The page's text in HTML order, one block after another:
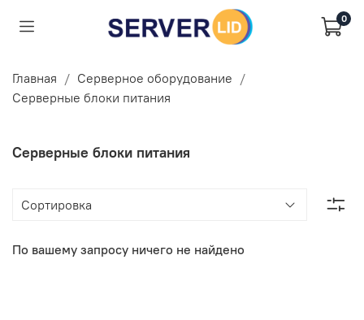
0
Главная
Серверное оборудование
Серверные блоки питания
Серверные блоки питания
По вашему запросу ничего не найдено